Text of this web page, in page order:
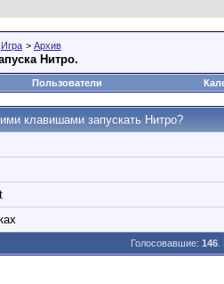
Игра > Архив
Нитро.
Пользователи
клавишами запускать Нитро?
Голосовавшие: 146.